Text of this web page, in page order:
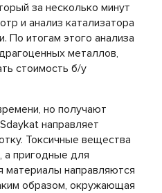
за несколько минут
и анализ катализатора
По итогам этого анализа
металлов,
стоимость б/у
но получают
направляет
Токсичные вещества
а пригодные для
материалы направляются
образом, окружающая